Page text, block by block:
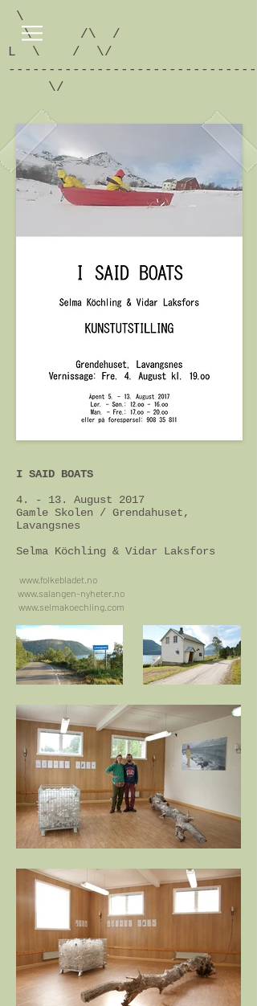
\
\ /\ /
L \ / \/
\/
I SAID BOATS
4. - 13. August 2017
Gamle Skolen / Grendahuset,
Lavangsnes
Selma Köchling & Vidar Laksfors
www.folkebladet.no
www.salangen-nyheter.no
www.selmakoechling.com